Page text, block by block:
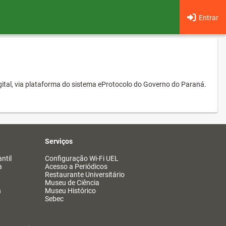
Entrar
via plataforma do sistema eProtocolo do Governo do Paraná.
Serviços
Configuração Wi-Fi UEL
Acesso a Periódicos
Restaurante Universitário
Museu de Ciência
Museu Histórico
Sebec